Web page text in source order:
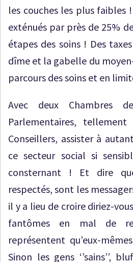
les couches les plus faibles
exténués par près de 25%
étapes des soins ! Des
dîme et la gabelle du
parcours des soins et en
Avec deux Chambres
Parlementaires,
Conseillers, assister à
ce secteur social si
consternant ! Et dire
respectés, sont les
il y a lieu de croire diriez-
fantômes en mal de
représentent qu’eux-
Sinon les gens ‘’sains’’,